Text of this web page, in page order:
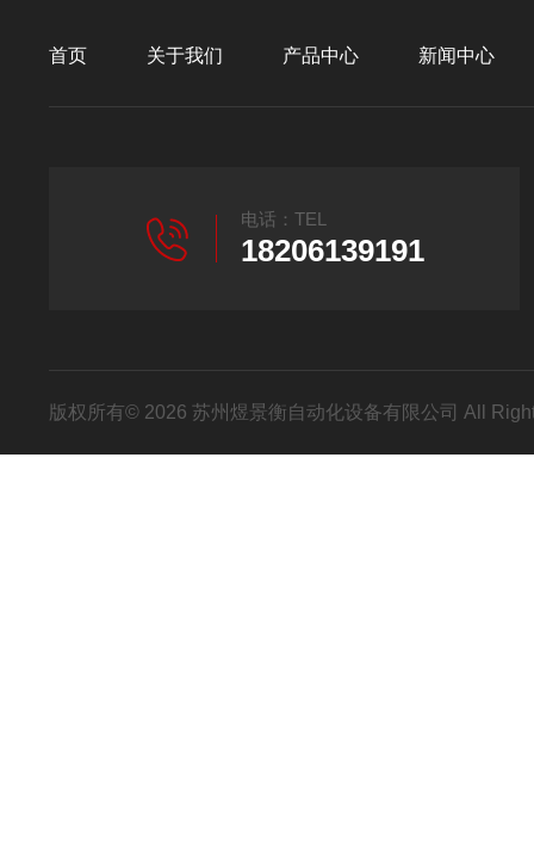
首页 关于我们 产品中心 新闻中心
电话：TEL
18206139191
版权所有© 2026 苏州煜景衡自动化设备有限公司 All